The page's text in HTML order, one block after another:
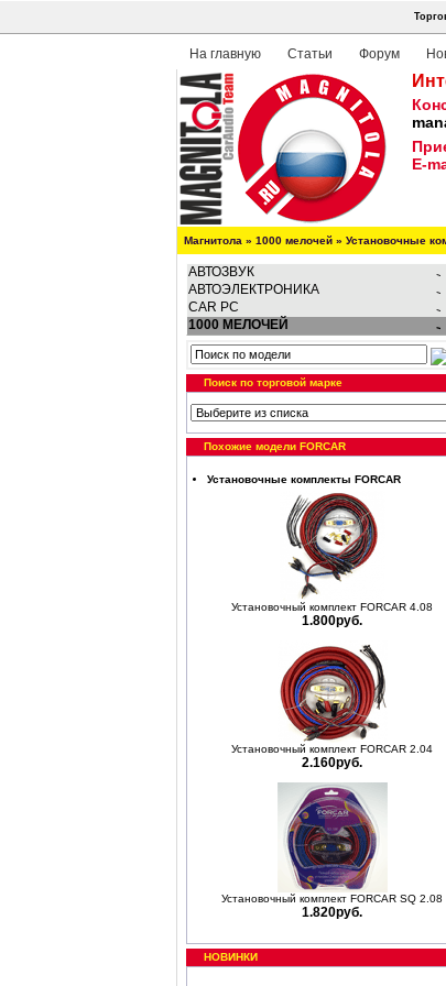
На главную Статьи Форум
E-
Магнитола » 1000 мелочей » Установочные
АВТОЗВУК
АВТОЭЛЕКТРОНИКА
CAR PC
1000 МЕЛОЧЕЙ
Поиск по торговой марке
Похожие модели FORCAR
Установочные комплекты FORCAR
Установочный комплект FORCAR 4.08
1.800руб.
Установочный комплект FORCAR 2.04
2.160руб.
Установочный комплект FORCAR SQ 2.08
1.820руб.
НОВИНКИ